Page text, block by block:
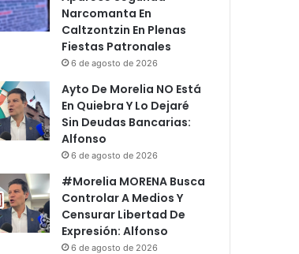
Narcomanta En
Caltzontzin En Plenas
Fiestas Patronales
6 de agosto de 2026
Ayto De Morelia NO Está
En Quiebra Y Lo Dejaré
Sin Deudas Bancarias:
Alfonso
6 de agosto de 2026
#Morelia MORENA Busca
Controlar A Medios Y
Censurar Libertad De
Expresión: Alfonso
6 de agosto de 2026